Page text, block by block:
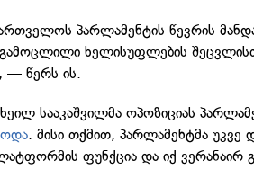
პარლამენტის წევრის
ხელისუფლების
— წერს ის.
სააკაშვილმა ოპოზიციას
. მისი თქმით, პარლამენტმა უკვე
ფუნქცია და იქ ვერანაირ